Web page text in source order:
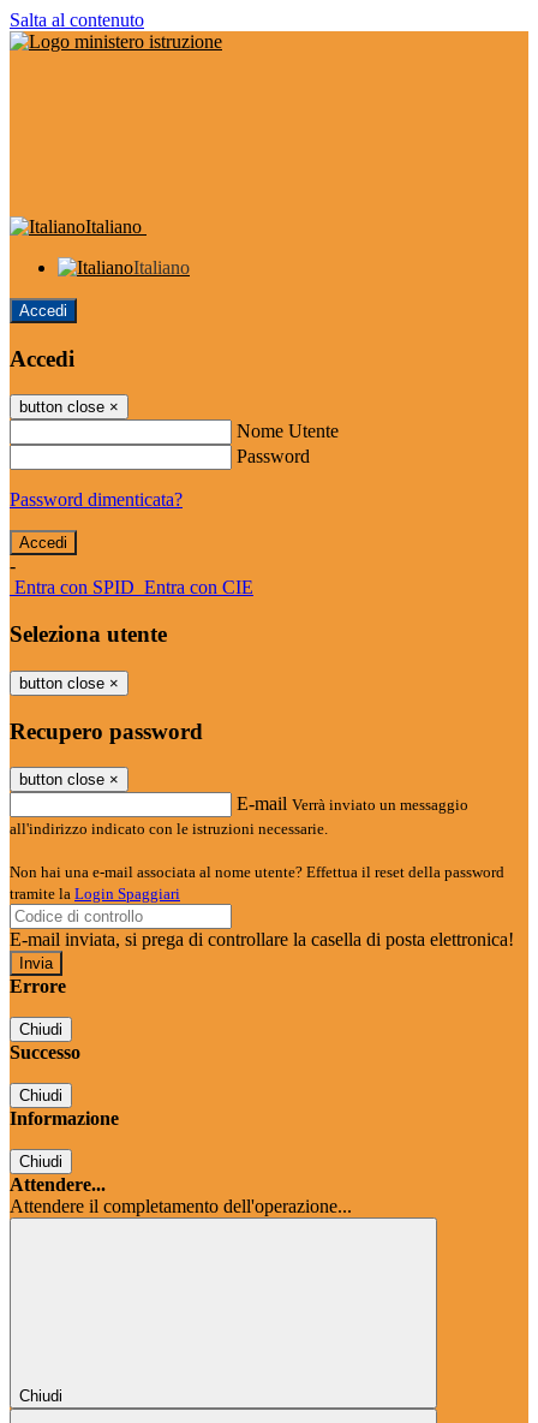
Salta al contenuto
Italiano
Italiano
Accedi
Accedi
button close ×
Nome Utente
Password
Password dimenticata?
-
Entra con SPID Entra con CIE
Seleziona utente
button close ×
Recupero password
button close ×
E-mail Verrà inviato un messaggio
all'indirizzo indicato con le istruzioni necessarie.
Non hai una e-mail associata al nome utente? Effettua il reset della password
tramite la Login Spaggiari
E-mail inviata, si prega di controllare la casella di posta elettronica!
Errore
Chiudi
Successo
Chiudi
Informazione
Chiudi
Attendere...
Attendere il completamento dell'operazione...
Chiudi